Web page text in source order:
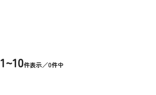
1~10件表示／0件中